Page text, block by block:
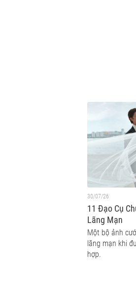
30/07/26
11 Đạo Cụ
Lãng Mạn
Một bộ ảnh
lãng mạn khi
hợp.